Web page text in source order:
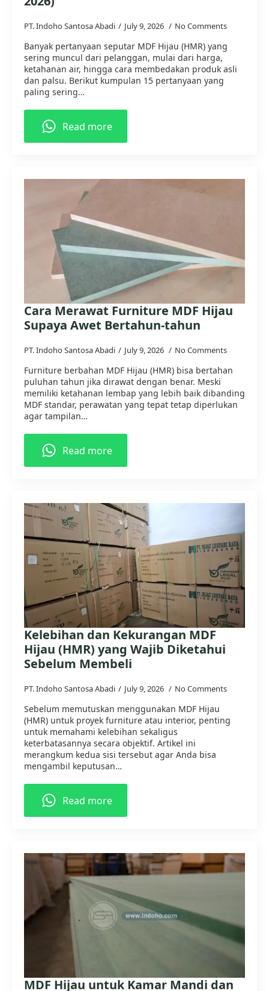
PT. Indoho Santosa Abadi July 9, 2026 No Comments
Banyak pertanyaan seputar MDF Hijau (HMR) yang
sering muncul dari pelanggan, mulai dari harga,
ketahanan air, hingga cara membedakan produk asli
dan palsu. Berikut kumpulan 15 pertanyaan yang
paling sering…
Read more
Cara Merawat Furniture MDF Hijau
Supaya Awet Bertahun-tahun
PT. Indoho Santosa Abadi July 9, 2026 No Comments
Furniture berbahan MDF Hijau (HMR) bisa bertahan
puluhan tahun jika dirawat dengan benar. Meski
memiliki ketahanan lembap yang lebih baik dibanding
MDF standar, perawatan yang tepat tetap diperlukan
agar tampilan…
Read more
Kelebihan dan Kekurangan MDF
Hijau (HMR) yang Wajib Diketahui
Sebelum Membeli
PT. Indoho Santosa Abadi July 9, 2026 No Comments
Sebelum memutuskan menggunakan MDF Hijau
(HMR) untuk proyek furniture atau interior, penting
untuk memahami kelebihan sekaligus
keterbatasannya secara objektif. Artikel ini
merangkum kedua sisi tersebut agar Anda bisa
mengambil keputusan…
Read more
MDF Hijau untuk Kamar Mandi dan